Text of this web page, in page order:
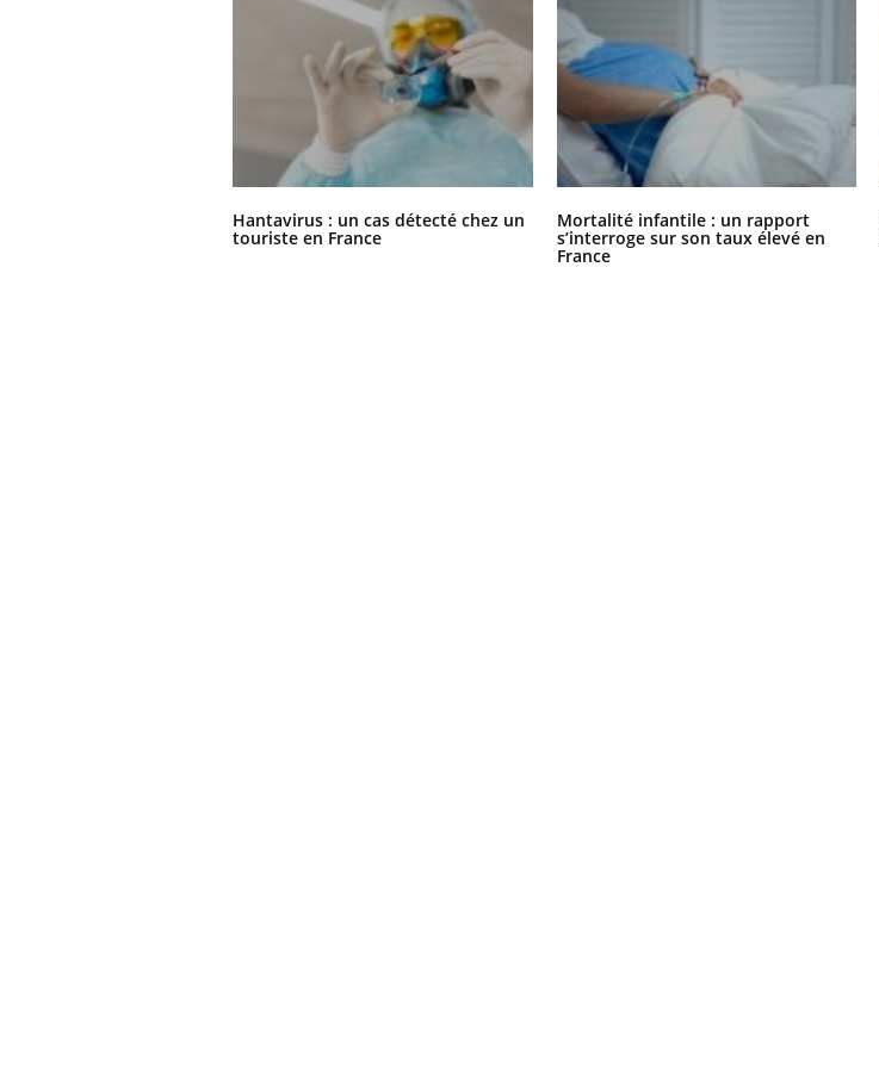
Hantavirus : un cas détecté chez un
touriste en France
Mortalité infantile : un rapport
s’interroge sur son taux élevé en
France